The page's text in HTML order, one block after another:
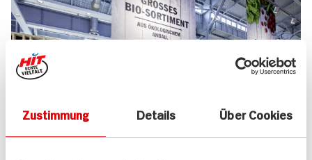
Zustimmung Details Über Cookies